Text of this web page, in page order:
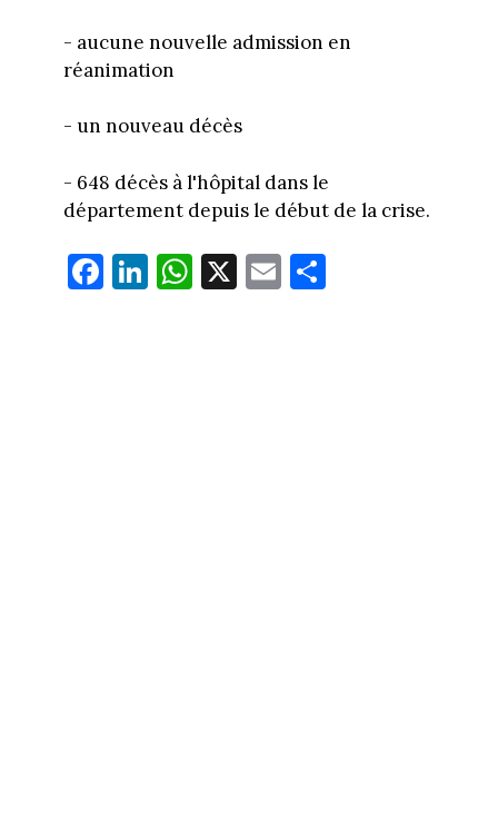
- aucune nouvelle admission en
réanimation
- un nouveau décès
- 648 décès à l'hôpital dans le
département depuis le début de la crise.
Fa
ce
Li
nk
W
ha
X E
m
Pa